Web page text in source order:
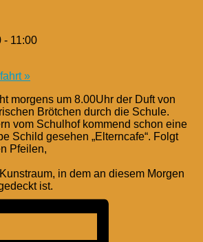
- 11:00
»
morgens um 8.00Uhr der Duft von
Brötchen durch die Schule.
vom Schulhof kommend schon eine
Schild gesehen „Elterncafe“. Folgt
Pfeilen,
in dem an diesem Morgen
ist.